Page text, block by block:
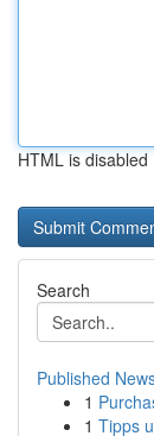
HTML is disabled
Search
Published
1
1 Tipps